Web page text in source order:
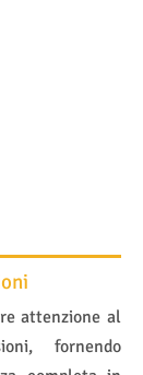
attenzione al
fornendo